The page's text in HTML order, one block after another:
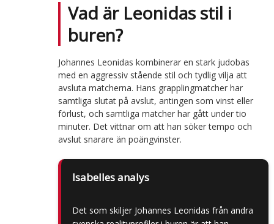
Vad är Leonidas stil i
buren?
Johannes Leonidas kombinerar en stark judobas
med en aggressiv stående stil och tydlig vilja att
avsluta matcherna. Hans grapplingmatcher har
samtliga slutat på avslut, antingen som vinst eller
förlust, och samtliga matcher har gått under tio
minuter. Det vittnar om att han söker tempo och
avslut snarare än poängvinster.
Isabelles analys
Det som skiljer Johannes Leonidas från andra